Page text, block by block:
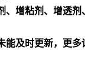
、增粘剂、增透
及时更新，更多